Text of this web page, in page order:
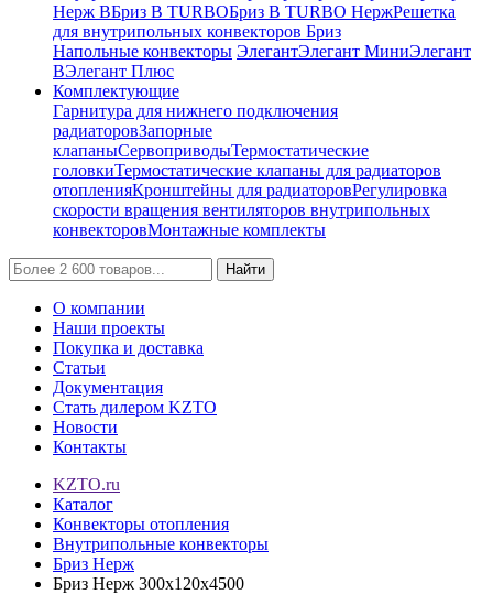
Нерж ВБриз В TURBOБриз В TURBO НержРешетка
для внутрипольных конвекторов Бриз
Напольные конвекторы ЭлегантЭлегант МиниЭлегант
ВЭлегант Плюс
Комплектующие
Гарнитура для нижнего подключения
радиаторовЗапорные
клапаныСервоприводыТермостатические
головкиТермостатические клапаны для радиаторов
отопленияКронштейны для радиаторовРегулировка
скорости вращения вентиляторов внутрипольных
конвекторовМонтажные комплекты
Найти
О компании
Наши проекты
Покупка и доставка
Статьи
Документация
Стать дилером KZTO
Новости
Контакты
KZTO.ru
Каталог
Конвекторы отопления
Внутрипольные конвекторы
Бриз Нерж
Бриз Нерж 300х120х4500